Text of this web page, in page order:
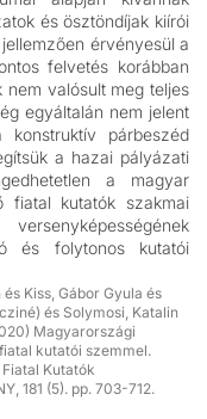
és ösztöndíjak kiírói
érvényesül a
felvetés korábban
nem valósult meg teljes
egyáltalán nem jelent
párbeszéd
a hazai pályázati
a magyar
fiatal kutatók szakmai
és folytonos kutatói
Kiss, Gábor Gyula és
és Solymosi, Katalin
Magyarországi
kutatói szemmel.
Kutatók
181 (5). pp. 703-712.